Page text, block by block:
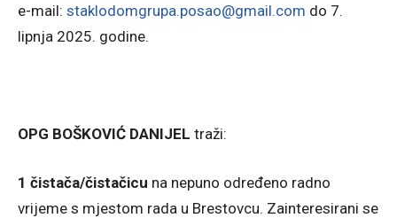
e-mail: staklodomgrupa.posao@gmail.com do 7.
lipnja 2025. godine.
OPG BOŠKOVIĆ DANIJEL traži:
1 čistača/čistačicu na nepuno određeno radno
vrijeme s mjestom rada u Brestovcu. Zainteresirani se